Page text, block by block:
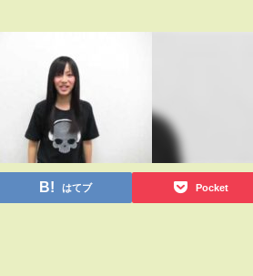
はてブ Pocket